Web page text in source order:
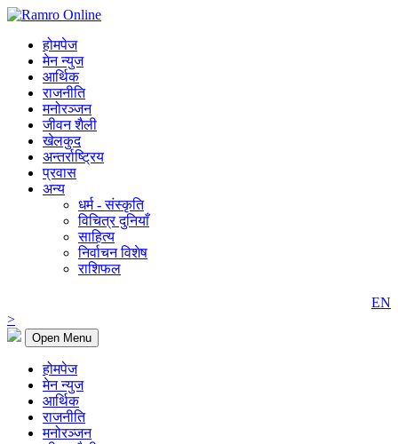
होमपेज
मेन न्युज
आर्थिक
राजनीति
मनोरञ्जन
जीवन शैली
खेलकुद
अन्तर्राष्ट्रिय
प्रवास
अन्य
धर्म - संस्कृति
विचित्र दुनियाँ
साहित्य
निर्वाचन विशेष
राशिफल
EN
>
Open Menu
होमपेज
मेन न्युज
आर्थिक
राजनीति
मनोरञ्जन